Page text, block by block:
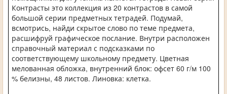
Контрасты это коллекция из 20 контрастов в самой
большой серии предметных тетрадей. Подумай,
всмотрись, найди скрытое слово по теме предмета,
расшифруй графическое послание. Внутри расположен
справочный материал с подсказками по
соответствующему школьному предмету. Цветная
мелованная обложка, внутренний блок: офсет 60 г/м 100
% белизны, 48 листов. Линовка: клетка.